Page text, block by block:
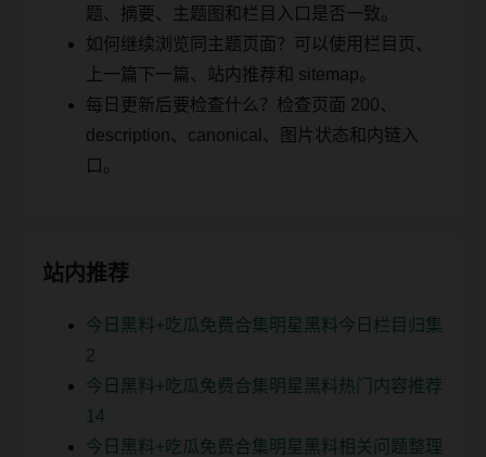
题、摘要、主题图和栏目入口是否一致。
如何继续浏览同主题页面？可以使用栏目页、
上一篇下一篇、站内推荐和 sitemap。
每日更新后要检查什么？检查页面 200、
description、canonical、图片状态和内链入
口。
站内推荐
今日黑料+吃瓜免费合集明星黑料今日栏目归集
2
今日黑料+吃瓜免费合集明星黑料热门内容推荐
14
今日黑料+吃瓜免费合集明星黑料相关问题整理